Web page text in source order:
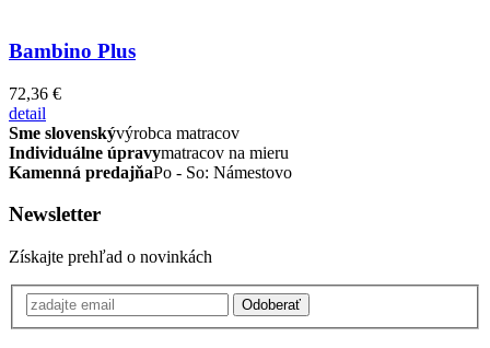
Bambino Plus
72,36 €
detail
Sme slovenskývýrobca matracov
Individuálne úpravymatracov na mieru
Kamenná predajňaPo - So: Námestovo
Newsletter
Získajte prehľad o novinkách
Odoberať